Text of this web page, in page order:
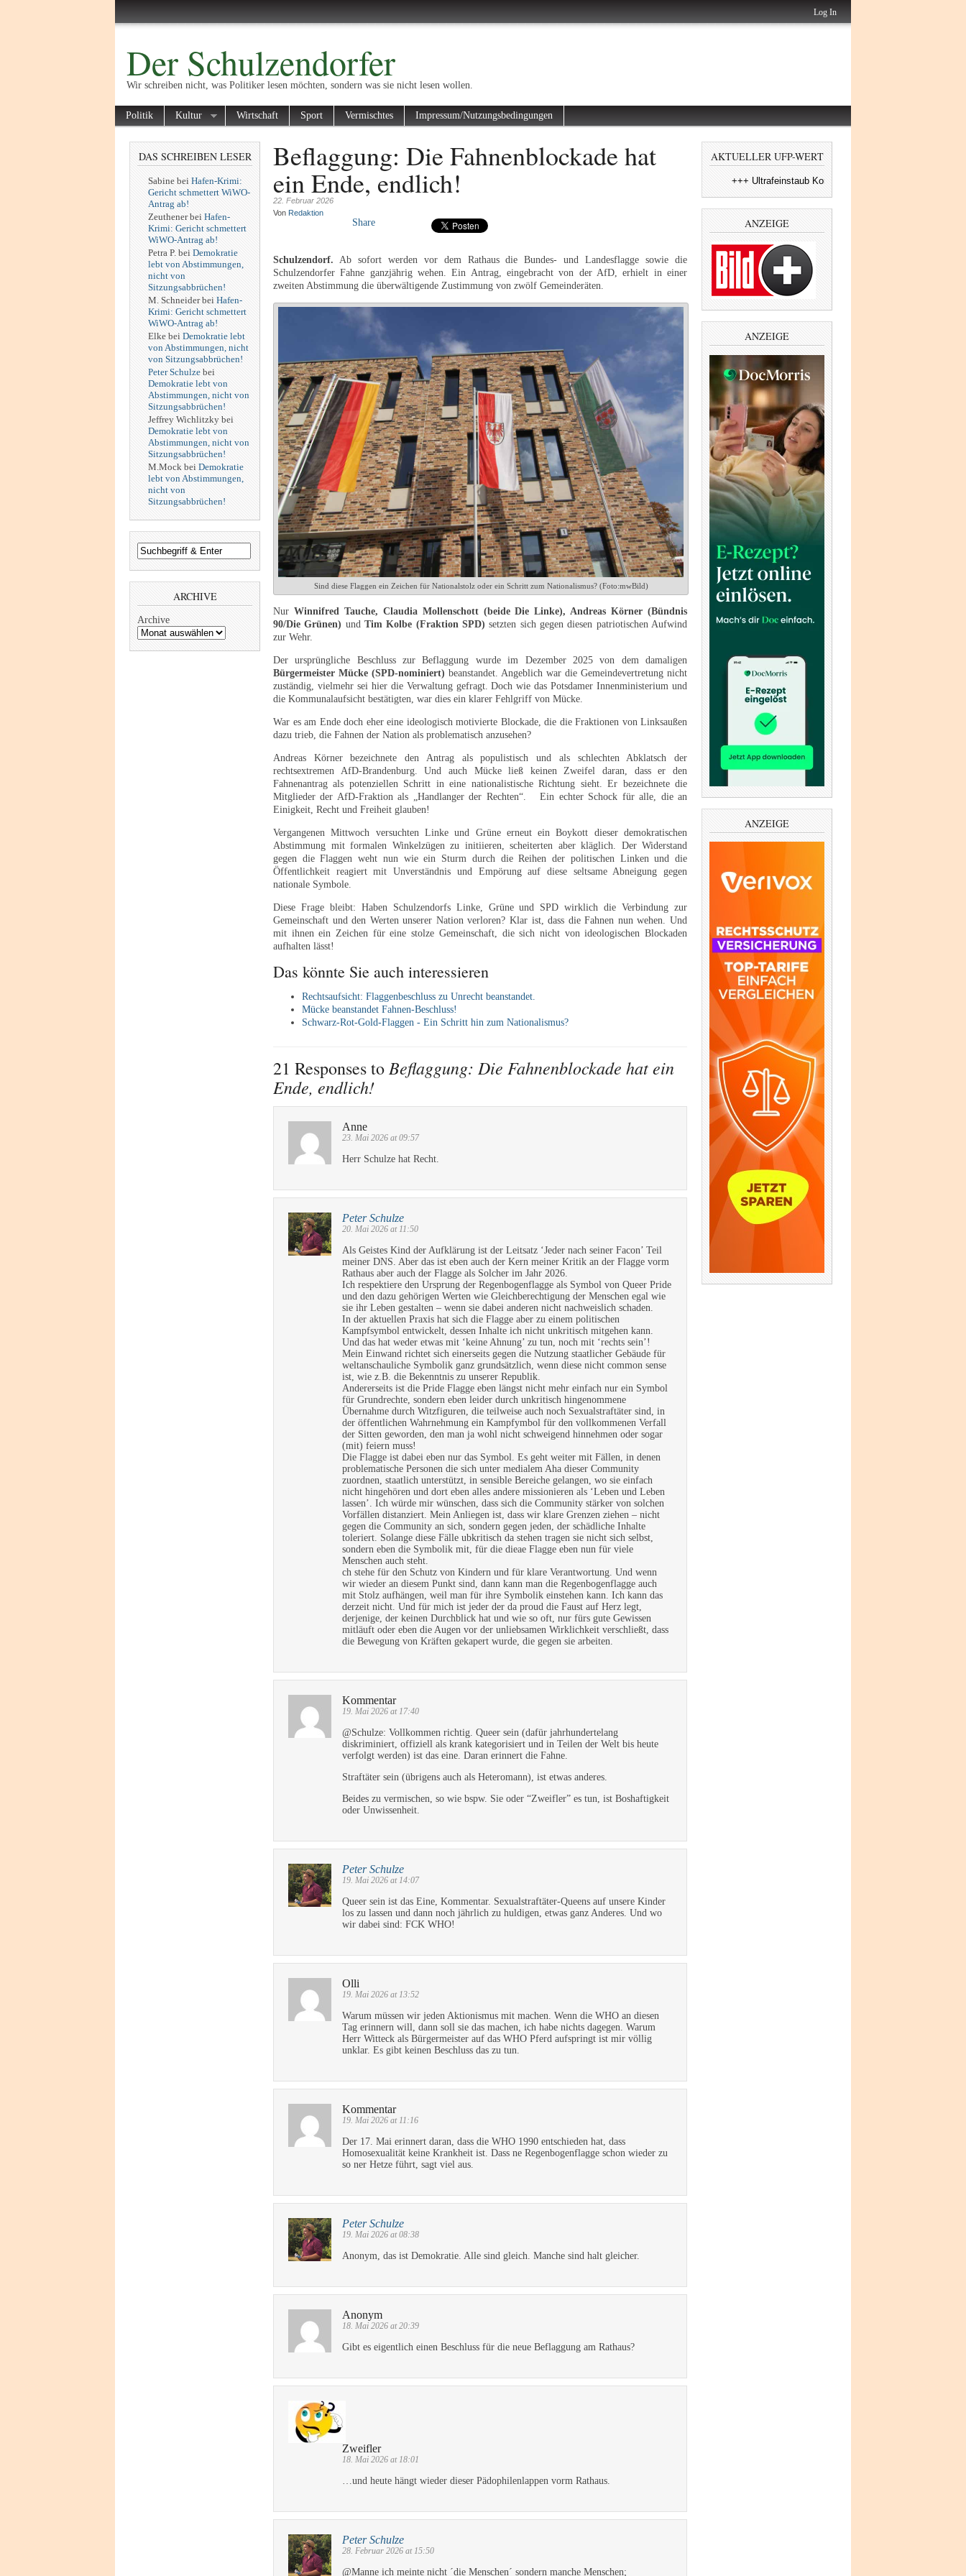
Log In
Der Schulzendorfer
Wir schreiben nicht, was Politiker lesen möchten, sondern was sie nicht lesen wollen.
Politik Kultur Wirtschaft Sport Vermischtes Impressum/Nutzungsbedingungen
DAS SCHREIBEN LESER
Sabine bei Hafen-Krimi:
Gericht schmettert WiWO-
Antrag ab!
Zeuthenerbei Hafen-
Krimi: Gericht schmettert
WiWO-Antrag ab!
Petra P. bei Demokratie
lebt von Abstimmungen,
nicht von
Sitzungsabbrüchen!
M. Schneiderbei Hafen-
Krimi: Gericht schmettert
WiWO-Antrag ab!
Elke bei Demokratie lebt
von Abstimmungen, nicht
von Sitzungsabbrüchen!
Peter Schulze bei
Demokratie lebt von
Abstimmungen, nicht von
Sitzungsabbrüchen!
Jeffrey Wichlitzky bei
Demokratie lebt von
Abstimmungen, nicht von
Sitzungsabbrüchen!
M.Mock bei Demokratie
lebt von Abstimmungen,
nicht von
Sitzungsabbrüchen!
ARCHIVE
Archive
Beflaggung: Die Fahnenblockade hat
ein Ende, endlich!
22. Februar 2026
Von Redaktion
Share
Schulzendorf. Ab sofort werden vor dem Rathaus die Bundes- und Landesflagge sowie die
Schulzendorfer Fahne ganzjährig wehen. Ein Antrag, eingebracht von der AfD, erhielt in einer
zweiten Abstimmung die überwältigende Zustimmung von zwölf Gemeinderäten.
Sind diese Flaggen ein Zeichen für Nationalstolz oder ein Schritt zum Nationalismus? (Foto:mwBild)
Nur Winnifred Tauche, Claudia Mollenschott (beide Die Linke), Andreas Körner (Bündnis
90/Die Grünen) undTim Kolbe (Fraktion SPD) setzten sich gegen diesen patriotischen Aufwind
zur Wehr.
Der ursprüngliche Beschluss zur Beflaggung wurde im Dezember 2025 von dem damaligen
Bürgermeister Mücke (SPD-nominiert) beanstandet. Angeblich war die Gemeindevertretung nicht
zuständig, vielmehr sei hier die Verwaltung gefragt. Doch wie das Potsdamer Innenministerium und
die Kommunalaufsicht bestätigten, war dies ein klarer Fehlgriff von Mücke.
War es am Ende doch eher eine ideologisch motivierte Blockade, die die Fraktionen von Linksaußen
dazu trieb, die Fahnen der Nation als problematisch anzusehen?
Andreas Körner bezeichnete den Antrag als populistisch und als schlechten Abklatsch der
rechtsextremen AfD-Brandenburg. Und auch Mücke ließ keinen Zweifel daran, dass er den
Fahnenantrag als potenziellen Schritt in eine nationalistische Richtung sieht. Er bezeichnete die
Mitglieder der AfD-Fraktion als „Handlanger der Rechten“. Ein echter Schock für alle, die an
Einigkeit, Recht und Freiheit glauben!
Vergangenen Mittwoch versuchten Linke und Grüne erneut ein Boykott dieser demokratischen
Abstimmung mit formalen Winkelzügen zu initiieren, scheiterten aber kläglich. Der Widerstand
gegen die Flaggen weht nun wie ein Sturm durch die Reihen der politischen Linken und die
Öffentlichkeit reagiert mit Unverständnis und Empörung auf diese seltsame Abneigung gegen
nationale Symbole.
Diese Frage bleibt: Haben Schulzendorfs Linke, Grüne und SPD wirklich die Verbindung zur
Gemeinschaft und den Werten unserer Nation verloren? Klar ist, dass die Fahnen nun wehen. Und
mit ihnen ein Zeichen für eine stolze Gemeinschaft, die sich nicht von ideologischen Blockaden
aufhalten lässt!
Das könnte Sie auch interessieren
Rechtsaufsicht: Flaggenbeschluss zu Unrecht beanstandet.
Mücke beanstandet Fahnen-Beschluss!
Schwarz-Rot-Gold-Flaggen - Ein Schritt hin zum Nationalismus?
21 Responses to Beflaggung: Die Fahnenblockade hat ein
Ende, endlich!
Anne
23. Mai 2026 at 09:57
Herr Schulze hat Recht.
Peter Schulze
20. Mai 2026 at 11:50
Als Geistes Kind der Aufklärung ist der Leitsatz ‘Jeder nach seiner Facon’ Teil
meiner DNS. Aber das ist eben auch der Kern meiner Kritik an der Flagge vorm
Rathaus aber auch der Flagge als Solcher im Jahr 2026.
Ich respektiere den Ursprung der Regenbogenflagge als Symbol von Queer Pride
und den dazu gehörigen Werten wie Gleichberechtigung der Menschen egal wie
sie ihr Leben gestalten – wenn sie dabei anderen nicht nachweislich schaden.
In der aktuellen Praxis hat sich die Flagge aber zu einem politischen
Kampfsymbol entwickelt, dessen Inhalte ich nicht unkritisch mitgehen kann.
Und das hat weder etwas mit ‘keine Ahnung’ zu tun, noch mit ‘rechts sein’!
Mein Einwand richtet sich einerseits gegen die Nutzung staatlicher Gebäude für
weltanschauliche Symbolik ganz grundsätzlich, wenn diese nicht common sense
ist, wie z.B. die Bekenntnis zu unserer Republik.
Andererseits ist die Pride Flagge eben längst nicht mehr einfach nur ein Symbol
für Grundrechte, sondern eben leider durch unkritisch hingenommene
Übernahme durch Witzfiguren, die teilweise auch noch Sexualstraftäter sind, in
der öffentlichen Wahrnehmung ein Kampfymbol für den vollkommenen Verfall
der Sitten geworden, den man ja wohl nicht schweigend hinnehmen oder sogar
(mit) feiern muss!
Die Flagge ist dabei eben nur das Symbol. Es geht weiter mit Fällen, in denen
problematische Personen die sich unter medialem Aha dieser Community
zuordnen, staatlich unterstützt, in sensible Bereiche gelangen, wo sie einfach
nicht hingehören und dort eben alles andere missionieren als ‘Leben und Leben
lassen’. Ich würde mir wünschen, dass sich die Community stärker von solchen
Vorfällen distanziert. Mein Anliegen ist, dass wir klare Grenzen ziehen – nicht
gegen die Community an sich, sondern gegen jeden, der schädliche Inhalte
toleriert. Solange diese Fälle ubkritisch da stehen tragen sie nicht sich selbst,
sondern eben die Symbolik mit, für die dieae Flagge eben nun für viele
Menschen auch steht.
ch stehe für den Schutz von Kindern und für klare Verantwortung. Und wenn
wir wieder an diesem Punkt sind, dann kann man die Regenbogenflagge auch
mit Stolz aufhängen, weil man für ihre Symbolik einstehen kann. Ich kann das
derzeit nicht. Und für mich ist jeder der da proud die Faust auf Herz legt,
derjenige, der keinen Durchblick hat und wie so oft, nur fürs gute Gewissen
mitläuft oder eben die Augen vor der unliebsamen Wirklichkeit verschließt, dass
die Bewegung von Kräften gekapert wurde, die gegen sie arbeiten.
Kommentar
19. Mai 2026 at 17:40
@Schulze: Vollkommen richtig. Queer sein (dafür jahrhundertelang
diskriminiert, offiziell als krank kategorisiert und in Teilen der Welt bis heute
verfolgt werden) ist das eine. Daran erinnert die Fahne.
Straftäter sein (übrigens auch als Heteromann), ist etwas anderes.
Beides zu vermischen, so wie bspw. Sie oder “Zweifler” es tun, ist Boshaftigkeit
oder Unwissenheit.
Peter Schulze
19. Mai 2026 at 14:07
Queer sein ist das Eine, Kommentar. Sexualstraftäter-Queens auf unsere Kinder
los zu lassen und dann noch jährlich zu huldigen, etwas ganz Anderes. Und wo
wir dabei sind: FCK WHO!
Olli
19. Mai 2026 at 13:52
Warum müssen wir jeden Aktionismus mit machen. Wenn die WHO an diesen
Tag erinnern will, dann soll sie das machen, ich habe nichts dagegen. Warum
Herr Witteck als Bürgermeister auf das WHO Pferd aufspringt ist mir völlig
unklar. Es gibt keinen Beschluss das zu tun.
Kommentar
19. Mai 2026 at 11:16
Der 17. Mai erinnert daran, dass die WHO 1990 entschieden hat, dass
Homosexualität keine Krankheit ist. Dass ne Regenbogenflagge schon wieder zu
so ner Hetze führt, sagt viel aus.
Peter Schulze
19. Mai 2026 at 08:38
Anonym, das ist Demokratie. Alle sind gleich. Manche sind halt gleicher.
Anonym
18. Mai 2026 at 20:39
Gibt es eigentlich einen Beschluss für die neue Beflaggung am Rathaus?
Zweifler
18. Mai 2026 at 18:01
…und heute hängt wieder dieser Pädophilenlappen vorm Rathaus.
Peter Schulze
28. Februar 2026 at 15:50
@Manne ich meinte nicht ´die Menschen´ sondern manche Menschen;
AKTUELLER UFP-WERT
+++ Ultrafeinstaub Konzentration am BER, Maximaler
ANZEIGE
ANZEIGE
ANZEIGE